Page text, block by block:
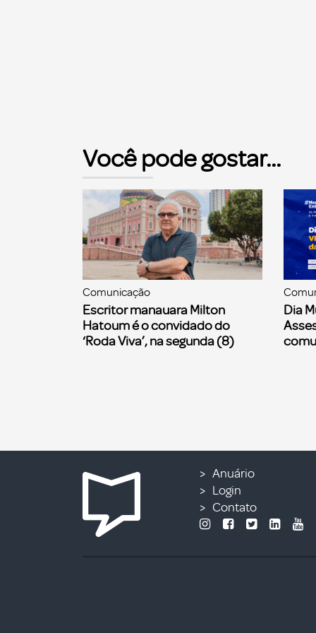
Você pode gostar...
Comunicação
Escritor manauara Milton
Hatoum é o convidado do
‘Roda Viva’, na segunda (8)
Dia
Anuário
Login
Contato